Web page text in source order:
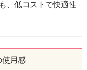
、低コストで快適性
使用感